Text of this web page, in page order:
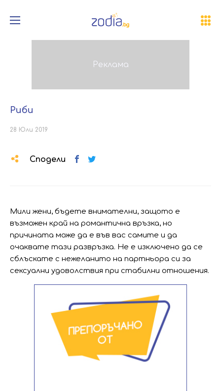
Риби
28 Юли 2019
Сподели
Мили жени, бъдете внимателни, защото е
възможен край на романтична връзка, но
причината може да е във вас самите и да
очаквате тази развръзка. Не е изключено да се
сблъскате с нежеланито на партньора си за
сексуални удоволствия при стабилни отношения.